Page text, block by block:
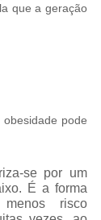
que a geração
pode
se por um
É a forma
risco